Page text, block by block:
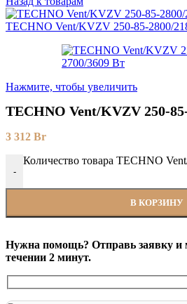
TECHNO Vent/KVZV 250-85-2800/
Нажмите, чтобы увеличить
TECHNO Vent/KVZV 250-
3 312 Br
-
Количество товара TECHNO
В КОРЗИНУ
Нужна помощь? Отправь заявку и
течении 2 минут.